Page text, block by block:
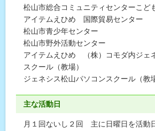
松山市総合コミュニティセンターこど
アイテムえひめ 国際貿易センター
松山市青少年センター
松山市野外活動センター
アイテムえひめ （株）コモダ内ジェ
スクール（教場）
ジェネシス松山パソコンスクール（教
主な活動日
月１回ないし２回 主に日曜日を活動